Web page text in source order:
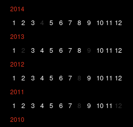
2014
1 2 3 4 5 6 7 8 9 10 11 12
2013
1 2 3 4 5 6 7 8 9 10 11 12
2012
1 2 3 4 5 6 7 8 9 10 11 12
2011
1 2 3 4 5 6 7 8 9 10 11 12
2010